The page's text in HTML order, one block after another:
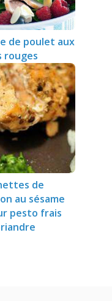
de poulet aux
rouges
de
au sésame
pesto frais